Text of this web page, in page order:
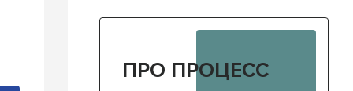
ПРО ПРОЦЕСС